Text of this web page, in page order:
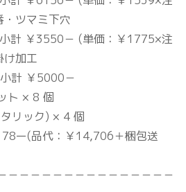
ツマミ下穴
計 ￥3550－ (単価：￥1775×注
加工
計 ￥5000－
ト × 8 個
リック) × 4 個
ー(品代：￥14,706＋梱包送
－－－－－－－－－－－－－－－